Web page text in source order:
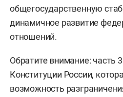
общегосударственную
динамичное развитие
отношений.
Обратите внимание: часть 3
Конституции России,
возможность